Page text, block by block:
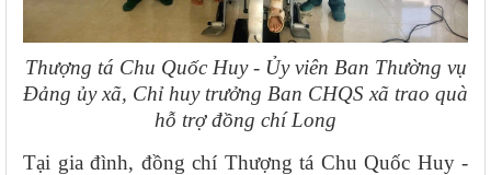
Thượng tá Chu Quốc Huy - Ủy viên Ban Thường vụ
Đảng ủy xã, Chỉ huy trưởng Ban CHQS xã trao quà
hỗ trợ đồng chí Long
Tại gia đình, đồng chí Thượng tá Chu Quốc Huy -